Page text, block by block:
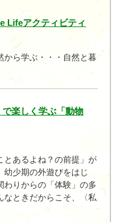
Lifeアクティビティ
から学ぶ・・・自然と暮
楽しく学ぶ「動物
とあるよね？の前提 」 が
幼少期の外遊びをはじ
わりからの「体験」の多
なときだからこそ、〈私